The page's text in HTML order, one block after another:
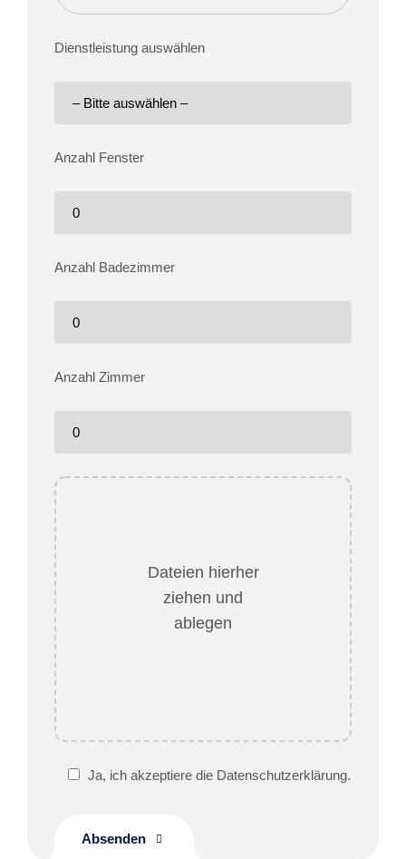
Dienstleistung auswählen
Anzahl Fenster
Anzahl Badezimmer
Anzahl Zimmer
Dateien hierher
ziehen und
ablegen
Ja, ich akzeptiere die Datenschutzerklärung.
Absenden